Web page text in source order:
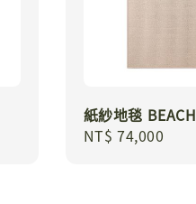
紙紗地毯 BEACH
Regular
NT$ 74,000